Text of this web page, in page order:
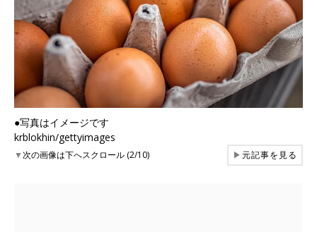
●写真はイメージです
krblokhin/gettyimages
▼次の画像は下へスクロール (2/10) ▶元記事を見る